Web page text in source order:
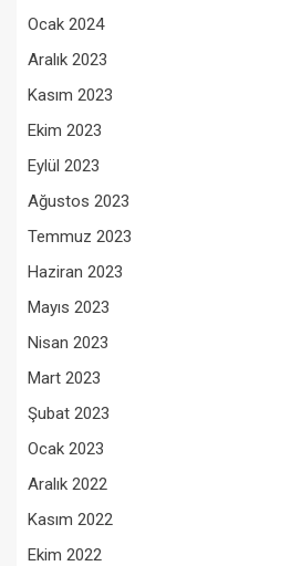
Ocak 2024
Aralık 2023
Kasım 2023
Ekim 2023
Eylül 2023
Ağustos 2023
Temmuz 2023
Haziran 2023
Mayıs 2023
Nisan 2023
Mart 2023
Şubat 2023
Ocak 2023
Aralık 2022
Kasım 2022
Ekim 2022